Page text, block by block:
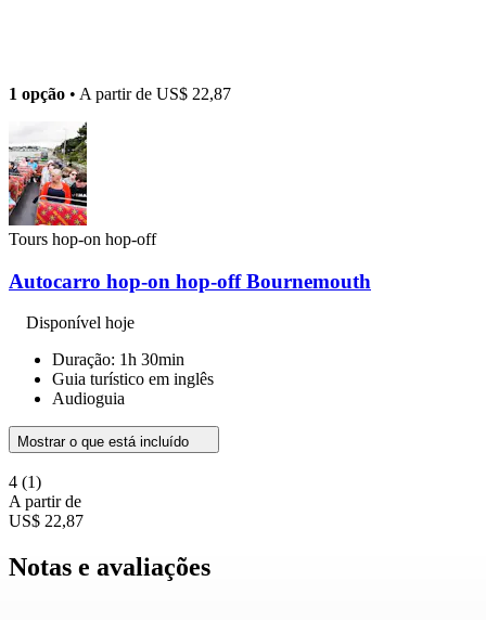
1 opção • A partir de US$ 22,87
Tours hop-on hop-off
Autocarro hop-on hop-off Bournemouth
Disponível hoje
Duração: 1h 30min
Guia turístico em inglês
Audioguia
Mostrar o que está incluído
4 (1)
A partir de
US$ 22,87
Notas e avaliações